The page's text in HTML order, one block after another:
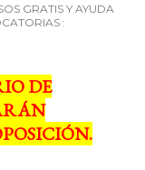
GRATIS Y AYUDA
:
DE